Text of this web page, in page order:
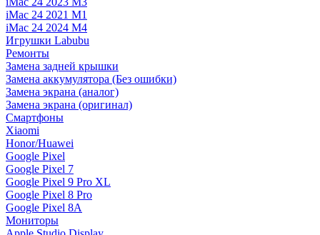
iMac 24 2021 M1
iMac 24 2024 M4
Игрушки Labubu
Ремонты
Замена задней крышки
Замена аккумулятора (Без ошибки)
Замена экрана (аналог)
Замена экрана (оригинал)
Смартфоны
Xiaomi
Honor/Huawei
Google Pixel
Google Pixel 7
Google Pixel 9 Pro XL
Google Pixel 8 Pro
Google Pixel 8A
Мониторы